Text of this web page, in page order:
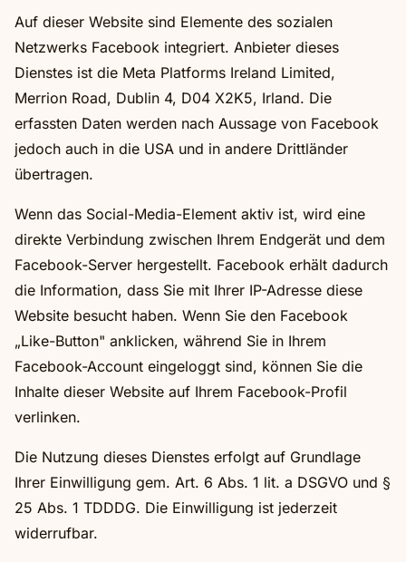
Auf dieser Website sind Elemente des sozialen
Netzwerks Facebook integriert. Anbieter dieses
Dienstes ist die Meta Platforms Ireland Limited,
Merrion Road, Dublin 4, D04 X2K5, Irland. Die
erfassten Daten werden nach Aussage von Facebook
jedoch auch in die USA und in andere Drittländer
übertragen.
Wenn das Social-Media-Element aktiv ist, wird eine
direkte Verbindung zwischen Ihrem Endgerät und dem
Facebook-Server hergestellt. Facebook erhält dadurch
die Information, dass Sie mit Ihrer IP-Adresse diese
Website besucht haben. Wenn Sie den Facebook
„Like-Button" anklicken, während Sie in Ihrem
Facebook-Account eingeloggt sind, können Sie die
Inhalte dieser Website auf Ihrem Facebook-Profil
verlinken.
Die Nutzung dieses Dienstes erfolgt auf Grundlage
Ihrer Einwilligung gem. Art. 6 Abs. 1 lit. a DSGVO und §
25 Abs. 1 TDDDG. Die Einwilligung ist jederzeit
widerrufbar.